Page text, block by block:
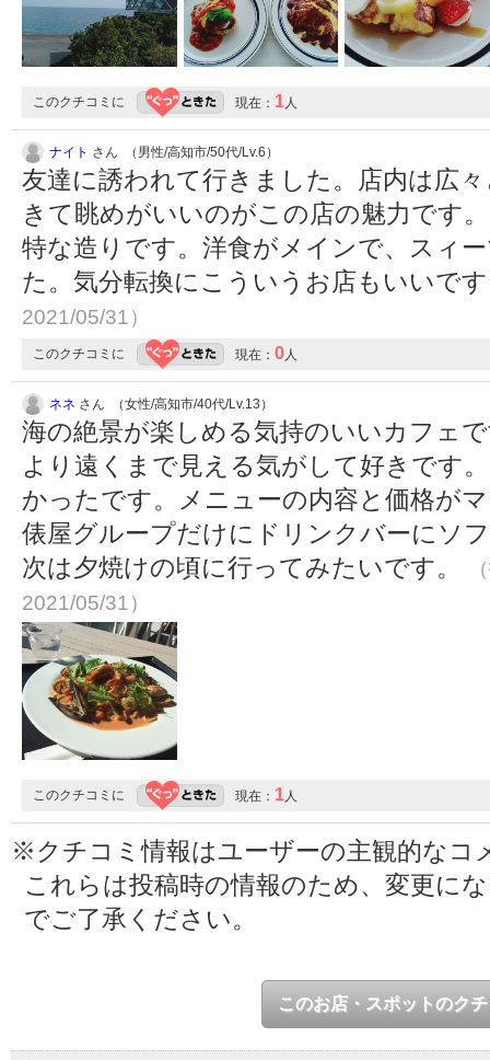
このクチコミに 現在： 1人
ナイト さん （男性/高知市/50代/Lv.6）
友達に誘われて行きました。店内は広
きて眺めがいいのがこの店の魅力です
特な造りです。洋食がメインで、スィ
た。気分転換にこういうお店もいいで
2021/05/31）
このクチコミに 現在： 0人
ネネ さん （女性/高知市/40代/Lv.13）
海の絶景が楽しめる気持のいいカフェ
より遠くまで見える気がして好きです
かったです。メニューの内容と価格が
俵屋グループだけにドリンクバーにソ
次は夕焼けの頃に行ってみたいです。
2021/05/31）
このクチコミに 現在： 1人
※クチコミ情報はユーザーの主観的なコ
これらは投稿時の情報のため、変更に
でご了承ください。
このお店・スポットのク